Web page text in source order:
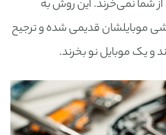
شما نمی‌خرند. این روش به
موبایلشان قدیمی شده و ترجیح
یک موبایل نو بخرند.